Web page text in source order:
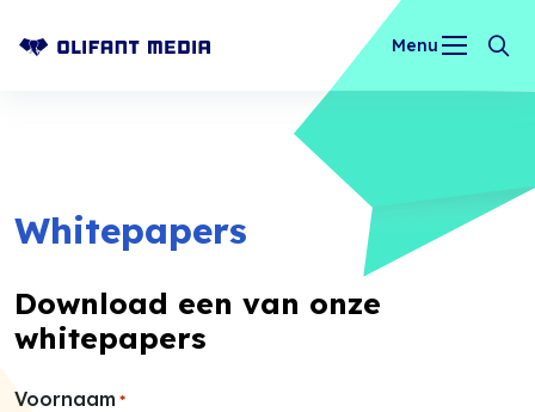
Menu
Whitepapers
Download een van onze
whitepapers
Voornaam *